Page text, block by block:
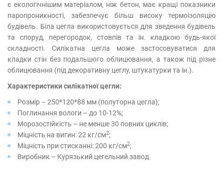
є екологічнішим матеріалом, ніж бетон, має кращі показники
паропроникності, забезпечує більш високу термоізоляцію
будівель. Біла цегла використовується для зведення будівель
та споруд, перегородок, стовпів та ін. кладкою будь-якої
складності. Силікатна цегла може застосовуватися для
кладки стін без подальшого облицювання, а також під різне
облицювання (під декоративну цеглу, штукатурки та ін.).
Характеристики силікатної цегли:
Розмір – 250*120*88 мм (полуторна цегла);
Поглинання вологи – до 10-12%;
Морозостійкість – не менше 30 повних циклів;
Міцність на вигин: 22 кг/см2;
Міцність при стисканні: 200 кг/см2;
Виробник – Курязький цегельний завод.